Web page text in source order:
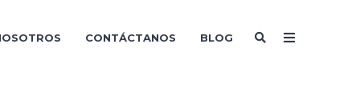
CONTÁCTANOS BLOG
CONTÁCTANOS BLOG